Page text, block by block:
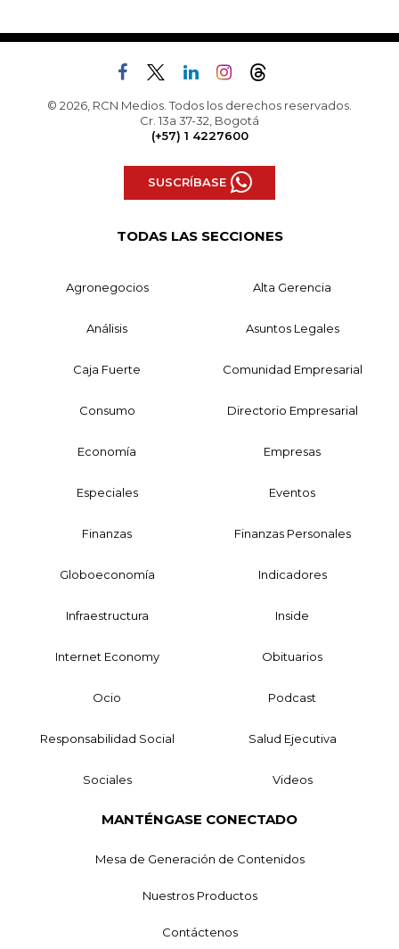
© 2026, RCN Medios. Todos los derechos reservados.
Cr. 13a 37-32, Bogotá
(+57) 1 4227600
SUSCRÍBASE
TODAS LAS SECCIONES
Agronegocios Alta Gerencia
Análisis Asuntos Legales
Caja Fuerte Comunidad Empresarial
Consumo Directorio Empresarial
Economía Empresas
Especiales Eventos
Finanzas Finanzas Personales
Globoeconomía Indicadores
Infraestructura Inside
Internet Economy Obituarios
Ocio Podcast
Responsabilidad Social Salud Ejecutiva
Sociales Videos
MANTÉNGASE CONECTADO
Mesa de Generación de Contenidos
Nuestros Productos
Contáctenos